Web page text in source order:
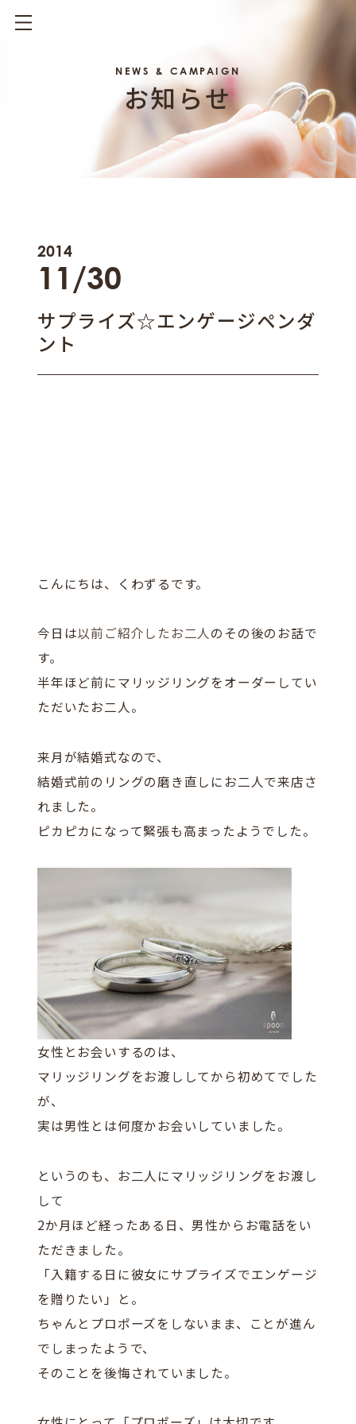
NEWS & CAMPAIGN
お知らせ
サプライズ☆エンゲージペンダ
ント
2014
11/30
こんにちは、くわずるです。
今日は以前ご紹介したお二人のその後のお話で
す。
半年ほど前にマリッジリングをオーダーしてい
ただいたお二人。
来月が結婚式なので、
結婚式前のリングの磨き直しにお二人で来店さ
れました。
ピカピカになって緊張も高まったようでした。
女性とお会いするのは、
マリッジリングをお渡ししてから初めてでした
が、
実は男性とは何度かお会いしていました。
というのも、お二人にマリッジリングをお渡し
して
2か月ほど経ったある日、男性からお電話をい
ただきました。
「入籍する日に彼女にサプライズでエンゲージ
を贈りたい」と。
ちゃんとプロポーズをしないまま、ことが進ん
でしまったようで、
そのことを後悔されていました。